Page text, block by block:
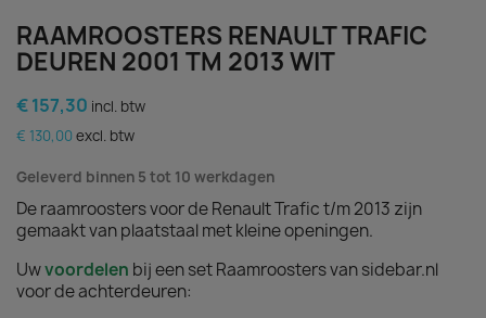
RAAMROOSTERS RENAULT TRAFIC
DEUREN 2001 TM 2013 WIT
€ 157,30 incl. btw
€ 130,00 excl. btw
Geleverd binnen 5 tot 10 werkdagen
De raamroosters voor de Renault Trafic t/m 2013 zijn
gemaakt van plaatstaal met kleine openingen.
Uwvoordelen bij een set Raamroosters van sidebar.nl
voor de achterdeuren: